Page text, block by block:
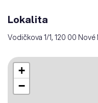
Lokalita
Vodičkova 1/1, 120 00
+
−